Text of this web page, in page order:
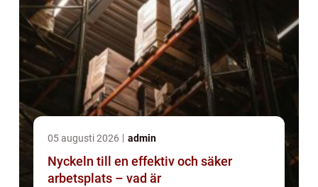
05 augusti 2026 admin
Nyckeln till en effektiv och säker
arbetsplats – vad är